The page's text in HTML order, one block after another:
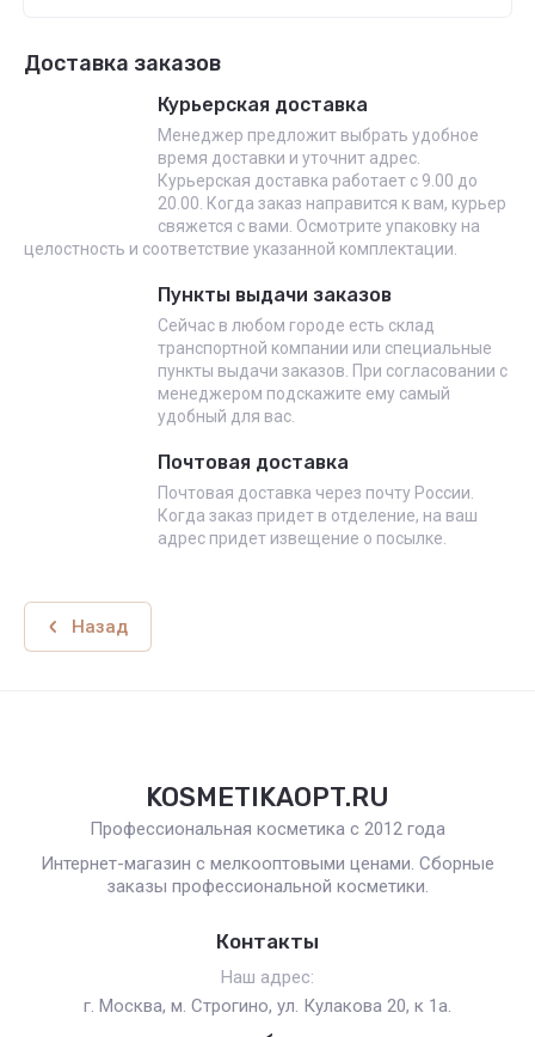
Доставка заказов
Курьерская доставка
Менеджер предложит выбрать удобное
время доставки и уточнит адрес.
Курьерская доставка работает с 9.00 до
20.00. Когда заказ направится к вам, курьер
свяжется с вами. Осмотрите упаковку на
целостность и соответствие указанной комплектации.
Пункты выдачи заказов
Сейчас в любом городе есть склад
транспортной компании или специальные
пункты выдачи заказов. При согласовании с
менеджером подскажите ему самый
удобный для вас.
Почтовая доставка
Почтовая доставка через почту России.
Когда заказ придет в отделение, на ваш
адрес придет извещение о посылке.
Назад
KOSMETIKAOPT.RU
Профессиональная косметика с 2012 года
Интернет-магазин с мелкооптовыми ценами. Сборные
заказы профессиональной косметики.
Контакты
Наш адрес:
г. Москва, м. Строгино, ул. Кулакова 20, к 1а.